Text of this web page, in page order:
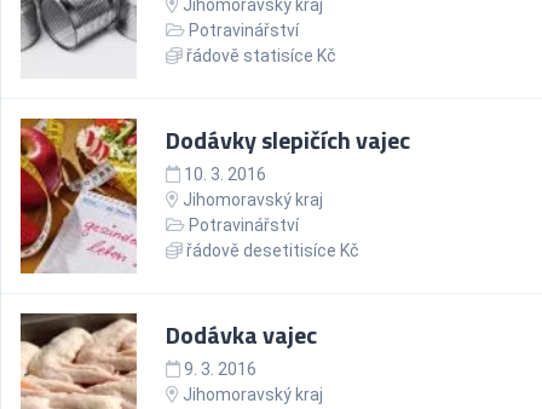
Jihomoravský kraj
Potravinářství
řádově statisíce Kč
Dodávky slepičích vajec
10. 3. 2016
Jihomoravský kraj
Potravinářství
řádově desetitisíce Kč
Dodávka vajec
9. 3. 2016
Jihomoravský kraj